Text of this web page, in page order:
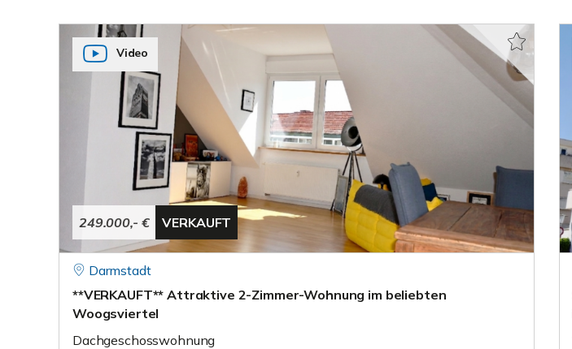
249.000,- € VERKAUFT
Video
Darmstadt
**VERKAUFT** Attraktive 2-Zimmer-Wohnung im beliebten
Woogsviertel
Dachgeschosswohnung